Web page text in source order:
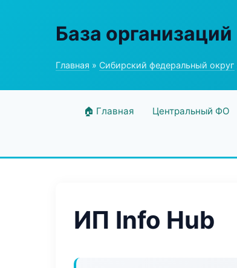
База организаций
Главная » Сибирский федеральный округ
🏠 Главная Центральный ФО
ИП Info Hub